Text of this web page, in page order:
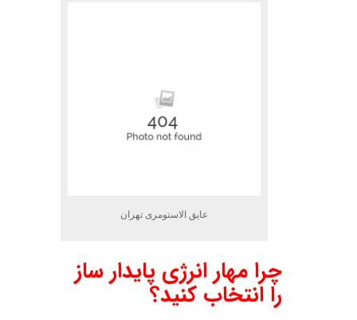
عایق الاستومری تهران
چرا مهار انرژی پایدار ساز
را انتخاب کنید؟